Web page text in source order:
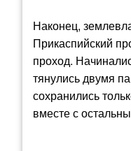
Наконец,
Прикаспийский
проход.
тянулись двумя
сохранились
вместе с